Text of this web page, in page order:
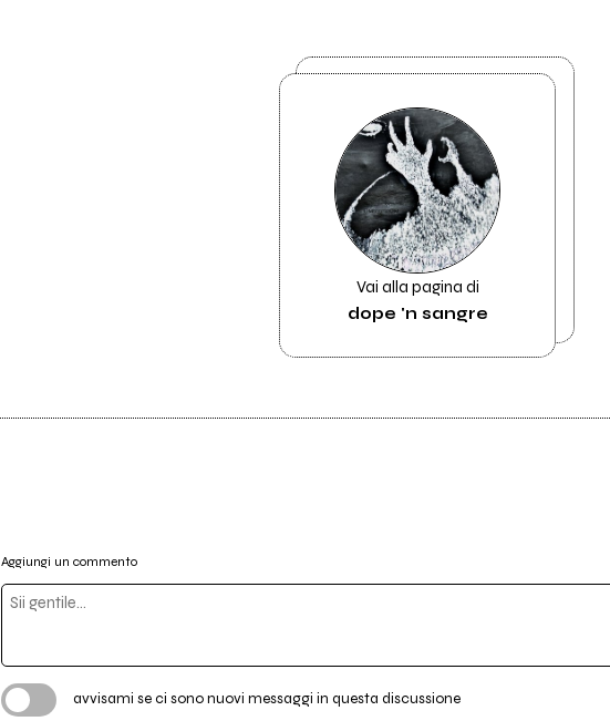
Vai alla pagina di
dope 'n sangre
Aggiungi un commento
avvisami se ci sono nuovi messaggi in questa discussione